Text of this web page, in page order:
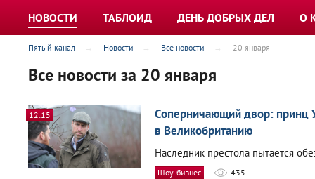
НОВОСТИ ТАБЛОИД ДЕНЬ ДОБРЫХ ДЕЛ О
Пятый канал Новости Все новости 20 января
Все новости за 20 января
12:15
Соперничающий двор: принц
в Великобританию
Наследник престола пытается
Шоу-бизнес 435